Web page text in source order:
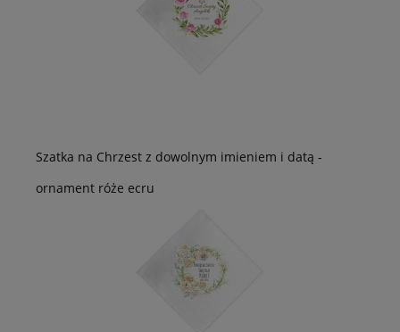
Szatka na Chrzest z dowolnym imieniem i datą -
ornament róże ecru